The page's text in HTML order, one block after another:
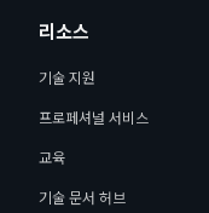
리소스
기술 지원
프로페셔널 서비스
교육
기술 문서 허브